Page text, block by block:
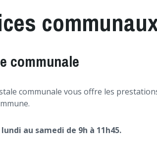
communale
communale vous offre les
au samedi de 9h à 11h45.